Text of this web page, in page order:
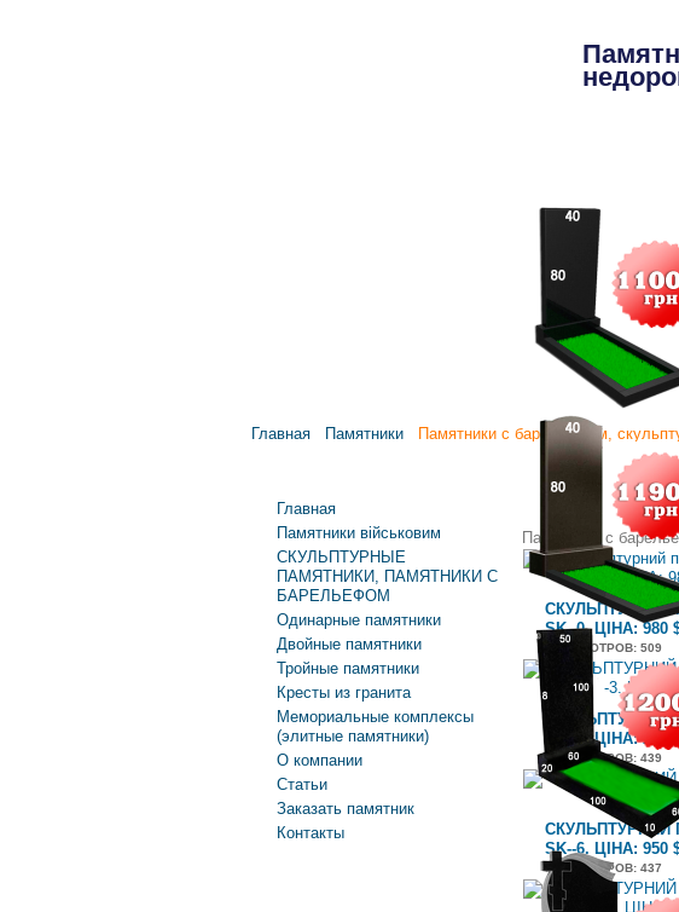
Главная Памятники Памятники с барельефом,
Главная
Памятники військовим
СКУЛЬПТУРНЫЕ
ПАМЯТНИКИ, ПАМЯТНИКИ С
БАРЕЛЬЕФОМ
Одинарные памятники
Двойные памятники
Тройные памятники
Кресты из гранита
Мемориальные комплексы
(элитные памятники)
О компании
Статьи
Заказать памятник
Контакты
Памятники с
СКУЛЬПТУРНИЙ
SK--0. ЦІНА: 980
ПРОСМОТРОВ: 509
SK--3. ЦІНА: 2
ПРОСМОТРОВ: 439
СКУЛЬПТУРНИЙ
SK--6. ЦІНА: 950
ПРОСМОТРОВ: 437